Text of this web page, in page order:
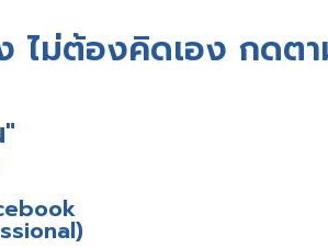
ไม่ต้องคิดเอง กดต